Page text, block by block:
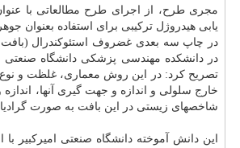
مجری طرح، از اجرای طرح مطالعاتی با
یابی هیدروژل تركیبی برای استفاده بعنوان
در چاپ سه بعدی غضروف استئوكندرال
در دانشكده مهندسی پزشكی دانشگاه صنعتی
تصریح كرد: در این روش معماری، غلظت و
خارج سلولی و اندازه و جهت گیری آنها،
شاخصهای زیستی در این بافت به صورت
این دانش آموخته دانشگاه صنعتی امیركبیر با